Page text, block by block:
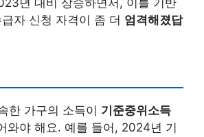
년 대비 상승하면서, 이를 기반
자 신청 자격이 좀 더 엄격해졌답
한 가구의 소득이 기준중위소득
와야 해요. 예를 들어, 2024년 기